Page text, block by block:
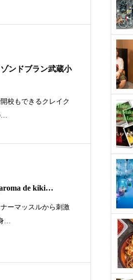
ンドブラン武蔵小
校もできるクレイク
de kiki…
ーマッスルから刺激
…